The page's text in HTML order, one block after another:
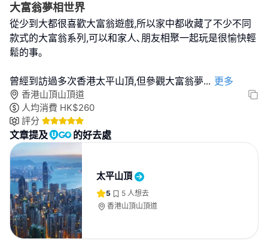
大富翁夢相世界
從少到大都很喜歡大富翁遊戲,所以家中都收藏了不少不同
款式的大富翁系列,可以和家人､朋友相聚一起玩是很愉快輕
鬆的事｡
曾經到訪過多次香港太平山頂,但參觀大富翁夢... 更多
香港山頂山頂道
人均消費 HK$260
評分
文章提及 的好去處
太平山頂
5 5 人想去
香港山頂山頂道